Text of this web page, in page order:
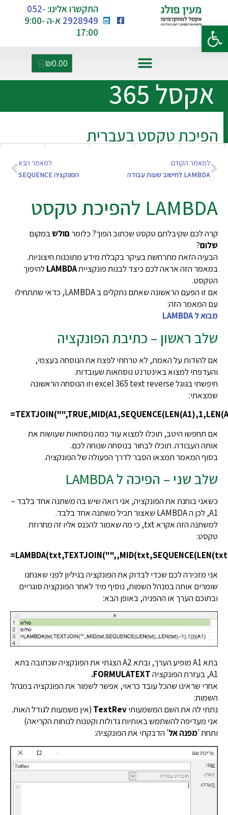
פתח סרגל נגישות
התקשרו אלינו: 052-
2928949
א-ה 9:00-
17:00
₪0.00
הפיכת טקסט בעברית
אקסל 365
למאמר הקודם
LAMBDA לחישוב שעות עבודה
למאמר הבא
הפונקציה SEQUENCE
LAMBDA להפיכת טקסט
קרה לכם שקיבלתם טקסט שכתוב הפוך? כלומרםולשבמקום
שלום?
הבעיה הזאת מתרחשת בעיקר בקבלת מידע מתוכנות חיצוניות.
במאמר הזה אראה לכם כיצד לבנות פונקצייתLAMBDAלהיפוך
הטקסט.
אם זו הפעם הראשונה שאתם נתקלים ב LAMBDA, כדאי שתתחילו
עם המאמר הזה:
מבוא ל LAMBDA
שלב ראשון – כתיבת הפונקציה
אם להודות על האמת, לא טרחתי לפצח את הנוסחה בעצמי,
והעדפתי למצוא באינטרנט נוסחאות שעובדות.
חיפשתי בגוגל excel 365 text reverse וזו הנוסחה הראשונה
שמצאתי:
אם תחפשו היטב, תוכלו למצוא עוד כמה נוסחאות שעושות את
אותה העבודה. תוכלו לבחור בנוסחה שנוחה לכם.
בסוף המאמר תמצאו הסבר לדרך הפעולה של הפונקציה.
שלב שני – הפיכה ל LAMBDA
כשאני בוחנת את הפונקציה, אני רואה שיש בה משתנה אחד בלבד –
A1, לכן ה LAMBDA שאצור תכיל משתנה אחד בלבד.
למשתנה הזה אקרא txt, כי מה שאמור להכנס אליו זה מחרוזת
טקסט:
אני מזכירה לכם שכדי לבדוק את הפונקציה בגיליון לפני שאנחנו
שומרים אותה במנהל השמות, נוסיף מיד לאחר הפונקציה סוגריים
ובתוכם הערך או ההפניה, באופן הבא:
בתא A1 מופיע הערך, ובתא A2 הצגתי את הפונקציה שכתובה בתא
A1, בעזרת הפונקציה
FORMULATEXT.
אחרי שראינו שהכל עובד כראוי, אפשר לשמור את הפונקציה במנהל
השמות:
נתתי לה את השם המשמעותיTextRev (אין משמעות לגודל האות.
אני מעדיפה להשתמש באותיות גדולות וקטנות לנוחות הקריאה)
ותחת 'מפנה אל' הדבקתי את הפונקציה: